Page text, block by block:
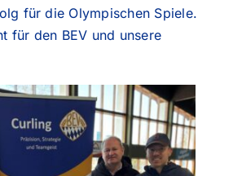
für die Olympischen Spiele.
für den BEV und unsere